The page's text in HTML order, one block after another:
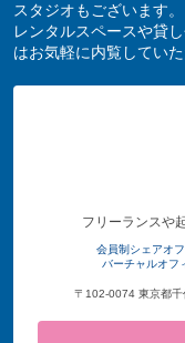
スタジオもございます。
レンタルスペースや貸
はお気軽に内覧してい
フリーランスや
会員制シェアオ
バーチャルオフ
〒102-0074 東京都千